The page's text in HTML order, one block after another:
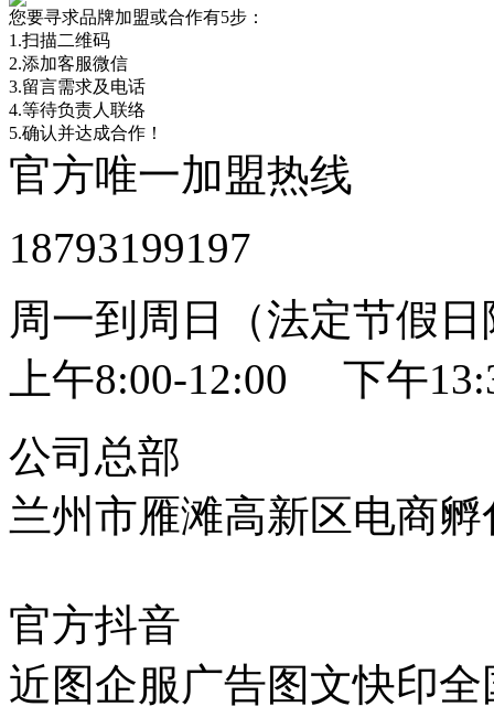
您要寻求品牌加盟或合作有5步：
1.扫描二维码
2.添加客服微信
3.留言需求及电话
4.等待负责人联络
5.确认并达成合作！
官方唯一加盟热线
18793199197
周一到周日（法定节假
上午8:00-12:00 下午
公司总部
兰州市雁滩高新区电商孵
官方抖音
近图企服广告图文快印全